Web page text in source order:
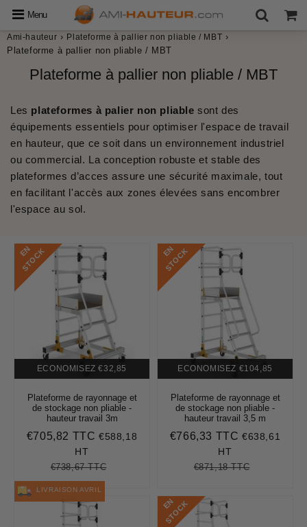
Menu
Ami-hauteur › Plateforme à pallier non pliable / MBT ›
Plateforme à pallier non pliable / MBT
Plateforme à pallier non pliable / MBT
​Les plateformes à palier non pliable sont des
équipements essentiels pour optimiser l'espace de travail
en hauteur, que ce soit dans un environnement industriel
ou commercial. La conception robuste et stable des
plateformes d’acces assure une sécurité maximale, tout
en facilitant l'accès aux zones élevées sans encombrer
l'espace au sol.​
E
N
S
T
O
C
K
ECONOMISEZ €32,85
Plateforme de rayonnage et
de stockage non pliable -
hauteur travail 3m
Prix
€705,82 TTC €705,82
€588,18
HT
Prix
régulier
€738,67 TTC€738,67
E
N
S
T
O
C
K
ECONOMISEZ €104,85
Plateforme de rayonnage et
de stockage non pliable -
hauteur travail 3,5 m
Prix
€766,33 TTC €766,33
€638,61
HT
Prix
€871,18 TTC€871,18
LIVRAISON AVRIL
E
N
S
T
O
C
K